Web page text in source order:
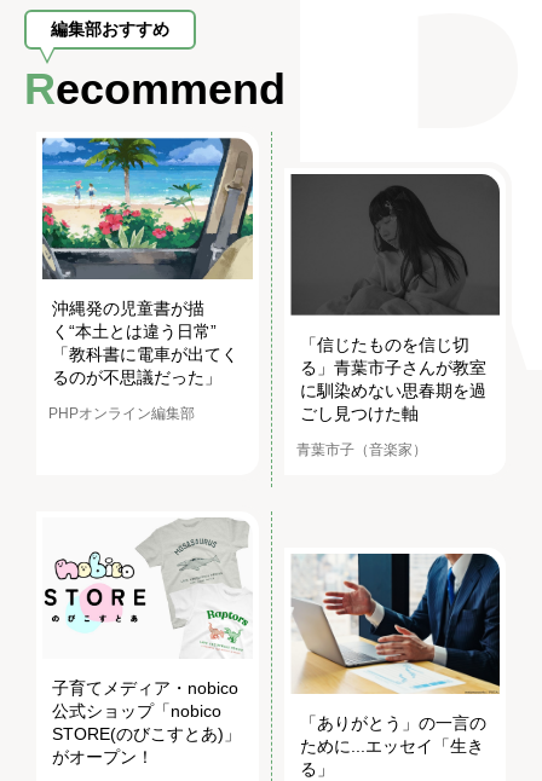
編集部おすすめ
Recommend
沖縄発の児童書が描
く“本土とは違う日常”
「教科書に電車が出てく
るのが不思議だった」
PHPオンライン編集部
「信じたものを信じ切
る」青葉市子さんが教室
に馴染めない思春期を過
ごし見つけた軸
青葉市子（音楽家）
子育てメディア・nobico
公式ショップ「nobico
STORE(のびこすとあ)」
がオープン！
「ありがとう」の一言の
ために...エッセイ「生き
る」